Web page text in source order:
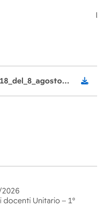
Download File: Circolare_n_218_del_8_agosto_2024_Borse_di_studio_Comune_di_Lesmo.pdf
Unitario – 1°